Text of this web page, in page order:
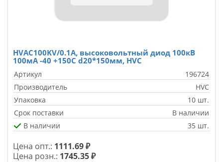
HVAC100KV/0.1A, высоковольтный диод 100кВ
100мА -40 +150C d20*150мм, HVC
Артикул
196724
Производитель
HVC
Упаковка
10 шт.
Срок поставки
В наличии
В наличии
35 шт.
Цена опт.: 1111.69 ₽
Цена розн.: 1745.35 ₽